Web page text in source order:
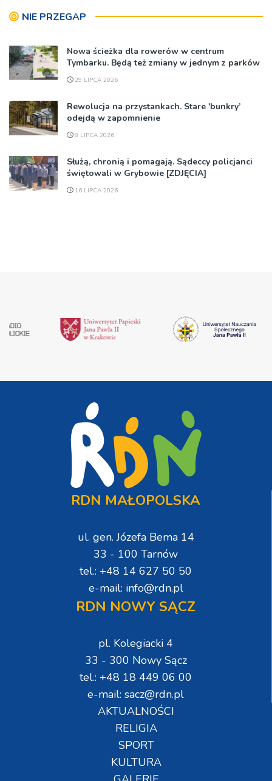
NIE PRZEGAP
Nowa ścieżka dla rowerów w centrum
Tymbarku. Będą też zmiany w jednym z parków
29 LIPCA 2026
Rewolucja na przystankach. Stare 'bunkry’
odejdą w zapomnienie
8 LIPCA 2026
Służą, chronią i pomagają. Sądeccy policjanci
świętowali w Grybowie [ZDJĘCIA]
16 LIPCA 2026
RDN MAŁOPOLSKA
ul. gen. Józefa Bema 14
33 - 100 Tarnów
tel.: +48 14 627 50 50
e-mail: info@rdn.pl
RDN NOWY SĄCZ
pl. Kolegiacki 4
33 - 300 Nowy Sącz
tel.: +48 18 449 06 00
e-mail: sacz@rdn.pl
AKTUALNOŚCI
RELIGIA
SPORT
KULTURA